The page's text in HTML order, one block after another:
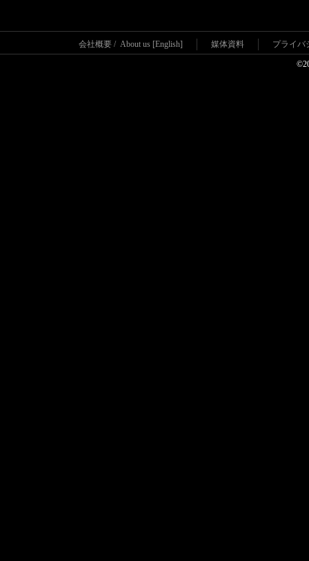
会社概要 / About us [English] 媒体資料 プライバ